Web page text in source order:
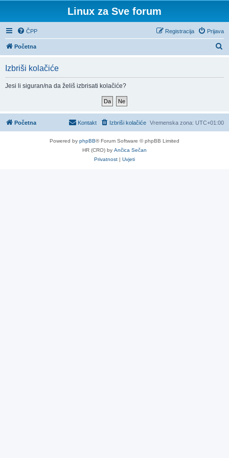
Linux za Sve forum
ČPP Prijava
Registracija
Početna
n
Izbriši kolačiće
Jesi li siguran/na da želiš izbrisati kolačiće?
Početna Vremenska zona: UTC+01:00
Izbriši kolačiće
Kontakt
Powered by phpBB® Forum Software © phpBB Limited
HR (CRO) by Ančica Sečan
Privatnost | Uvjeti